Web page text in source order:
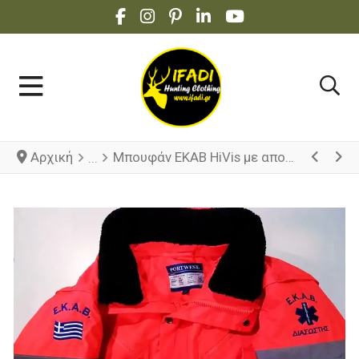
FACEBOOK SOCIAL LINK
INSTAGRAM SOCIAL LINK
PINTEREST SOCIAL LINK
LINKEDIN SOCIAL LINK
YOUTUBE SOCIAL
Αρχική Μπουφάν ΕΚΑΒ HiVis με αποσπ. γούνα και μανίκια